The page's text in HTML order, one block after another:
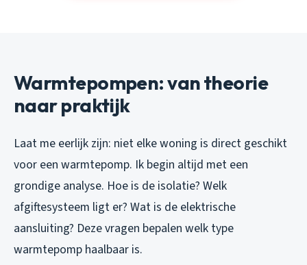
Warmtepompen: van theorie
naar praktijk
Laat me eerlijk zijn: niet elke woning is direct geschikt
voor een warmtepomp. Ik begin altijd met een
grondige analyse. Hoe is de isolatie? Welk
afgiftesysteem ligt er? Wat is de elektrische
aansluiting? Deze vragen bepalen welk type
warmtepomp haalbaar is.